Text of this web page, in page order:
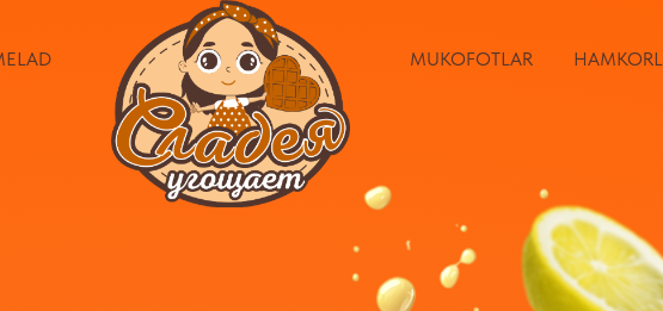
MUKOFOTLAR